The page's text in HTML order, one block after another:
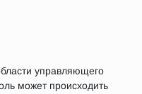
управляющего
может происходить